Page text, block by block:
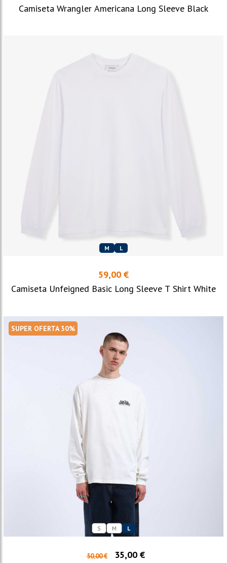
Camiseta Wrangler Americana Long Sleeve Black
M L
59,00 €
Camiseta Unfeigned Basic Long Sleeve T Shirt White
SUPER OFERTA 30%
S M L
50,00 €
35,00 €